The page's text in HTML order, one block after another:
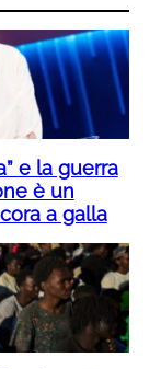
e la guerra
è un
a galla